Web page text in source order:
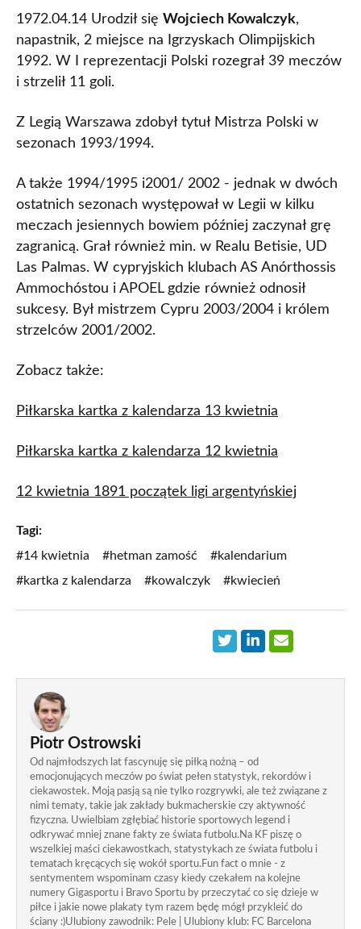
1972.04.14 Urodził się Wojciech Kowalczyk,
napastnik, 2 miejsce na Igrzyskach Olimpijskich
1992. W I reprezentacji Polski rozegrał 39 meczów
i strzelił 11 goli.
Z Legią Warszawa zdobył tytuł Mistrza Polski w
sezonach 1993/1994.
A także 1994/1995 i2001/ 2002 - jednak w dwóch
ostatnich sezonach występował w Legii w kilku
meczach jesiennych bowiem później zaczynał grę
zagranicą. Grał również min. w Realu Betisie, UD
Las Palmas. W cypryjskich klubach AS Anórthossis
Ammochóstou i APOEL gdzie również odnosił
sukcesy. Był mistrzem Cypru 2003/2004 i królem
strzelców 2001/2002.
Zobacz także:
Piłkarska kartka z kalendarza 13 kwietnia
Piłkarska kartka z kalendarza 12 kwietnia
12 kwietnia 1891 początek ligi argentyńskiej
Tagi:
#14 kwietnia
#hetman zamość
#kalendarium
#kartka z kalendarza
#kowalczyk #kwiecień
Piotr Ostrowski
Od najmłodszych lat fascynuję się piłką nożną – od
emocjonujących meczów po świat pełen statystyk, rekordów i
ciekawostek. Moją pasją są nie tylko rozgrywki, ale też związane z
nimi tematy, takie jak zakłady bukmacherskie czy aktywność
fizyczna. Uwielbiam zgłębiać historie sportowych legend i
odkrywać mniej znane fakty ze świata futbolu.Na KF piszę o
wszelkiej maści ciekawostkach, statystykach ze świata futbolu i
tematach kręcących się wokół sportu.Fun fact o mnie - z
sentymentem wspominam czasy kiedy czekałem na kolejne
numery Gigasportu i Bravo Sportu by przeczytać co się dzieje w
piłce i jakie nowe plakaty tym razem będę mógł przykleić do
ściany :)Ulubiony zawodnik: Pele | Ulubiony klub: FC Barcelona